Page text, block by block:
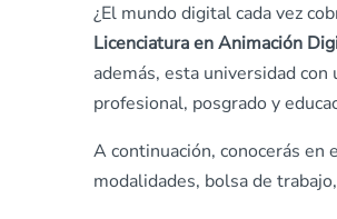
¿El mundo digital cada vez
Licenciatura en Animación
además, esta universidad con
profesional, posgrado y
A continuación, conocerás
modalidades, bolsa de